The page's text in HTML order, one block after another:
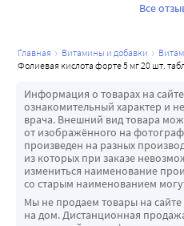
Все
главная витамины и добавки
фолиевая кислота форте 5 мг 20 шт.
Информация о товарах на сайте
ознакомительный характер и
врача. Внешний вид товара
от изображённого на
произведен на разных
из которых при заказе
измениться наименование
со старым наименованием
Мы не продаем товары на сайте
на дом. Дистанционная